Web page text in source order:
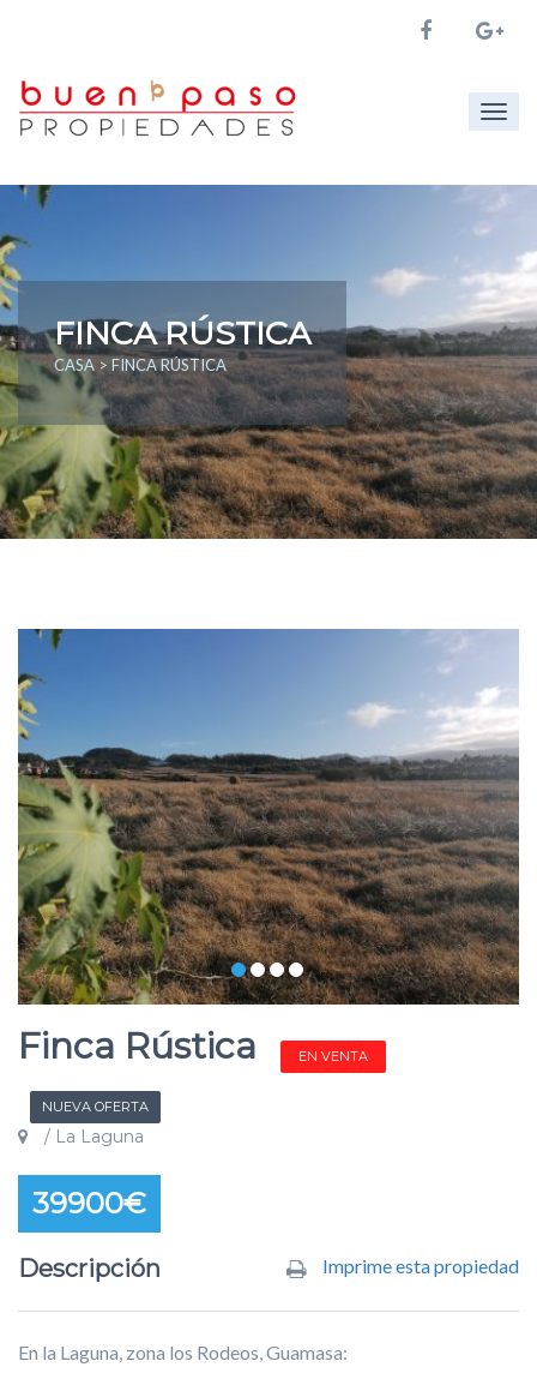
FINCA RÚSTICA
CASA > FINCA RÚSTICA
Finca Rústica EN VENTA
NUEVA OFERTA
/ La Laguna
39900€
Descripción Imprime esta propiedad
En la Laguna, zona los Rodeos, Guamasa: